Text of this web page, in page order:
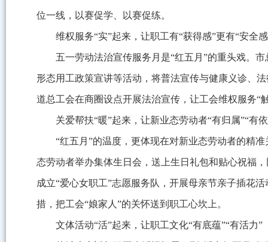
位一线，以赛促学、以赛促练。
维权服务“实”起来，让职工有“获得感”更有“安全
五一劳动法治宣传服务月是“红五月”的重头戏。
形态用工政策宣讲等活动，将普法宣传与健康义诊、
道总工会在商圈设点开展法治宣传，让工会维权服务“
关爱帮扶“暖”起来，让新业态劳动者“有归属”“有
“红五月”的温度，更体现在对新业态劳动者的精
态劳动者举办集体生日会，送上生日礼包和贴心祝福
成立“爱心女职工”志愿服务队，开展母亲节亲子插花
措，把工会“娘家人”的关怀送到职工心坎上。
文体活动“活”起来，让职工文化“有底蕴”“有活力”